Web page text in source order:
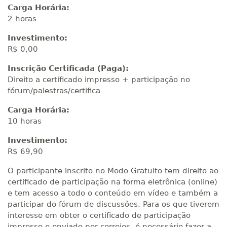
Carga Horária:
2 horas
Investimento:
R$ 0,00
Inscrição Certificada (Paga):
Direito a certificado impresso + participação no
fórum/palestras/certifica
Carga Horária:
10 horas
Investimento:
R$ 69,90
O participante inscrito no Modo Gratuito tem direito ao
certificado de participação na forma eletrônica (online)
e tem acesso a todo o conteúdo em vídeo e também a
participar do fórum de discussões. Para os que tiverem
interesse em obter o certificado de participação